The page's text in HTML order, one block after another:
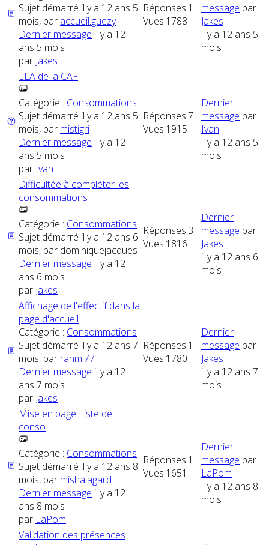
Sujet démarré il y a 12 ans 5
mois, par accueil.guezy
Dernier message il y a 12
ans 5 mois
par Jakes
Réponses:1
Vues:1788
message par
Jakes
il y a 12 ans 5
mois
LEA de la CAF
Catégorie : Consommations
Sujet démarré il y a 12 ans 5
mois, par mistigri
Dernier message il y a 12
ans 5 mois
par Ivan
Réponses:7
Vues:1915
Dernier
message par
Ivan
il y a 12 ans 5
mois
Difficultée à compléter les
consommations
Catégorie : Consommations
Sujet démarré il y a 12 ans 6
mois, par dominiquejacques
Dernier message il y a 12
ans 6 mois
par Jakes
Réponses:3
Vues:1816
Dernier
message par
Jakes
il y a 12 ans 6
mois
Affichage de l'effectif dans la
page d'accueil
Catégorie : Consommations
Sujet démarré il y a 12 ans 7
mois, par rahmi77
Dernier message il y a 12
ans 7 mois
par Jakes
Réponses:1
Vues:1780
Dernier
message par
Jakes
il y a 12 ans 7
mois
Mise en page Liste de
conso
Catégorie : Consommations
Sujet démarré il y a 12 ans 8
mois, par misha.agard
Dernier message il y a 12
ans 8 mois
par LaPom
Réponses:1
Vues:1651
Dernier
message par
LaPom
il y a 12 ans 8
mois
Validation des présences